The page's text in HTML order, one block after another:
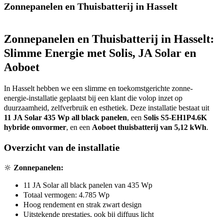
Zonnepanelen en Thuisbatterij in Hasselt
Zonnepanelen en Thuisbatterij in Hasselt:
Slimme Energie met Solis, JA Solar en
Aoboet
In Hasselt hebben we een slimme en toekomstgerichte zonne-
energie-installatie geplaatst bij een klant die volop inzet op
duurzaamheid, zelfverbruik en esthetiek. Deze installatie bestaat uit
11 JA Solar 435 Wp all black panelen, een Solis S5-EH1P4.6K
hybride omvormer, en een Aoboet thuisbatterij van 5,12 kWh.
Overzicht van de installatie
🔆 Zonnepanelen:
11 JA Solar all black panelen van 435 Wp
Totaal vermogen: 4.785 Wp
Hoog rendement en strak zwart design
Uitstekende prestaties, ook bij diffuus licht